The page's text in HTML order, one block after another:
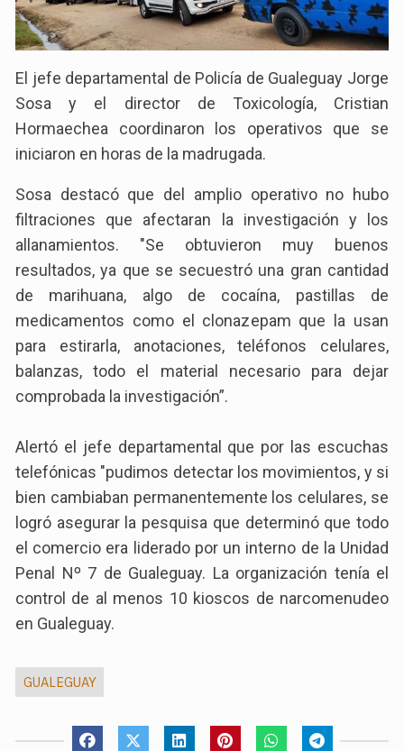
El jefe departamental de Policía de Gualeguay Jorge
Sosa y el director de Toxicología, Cristian
Hormaechea coordinaron los operativos que se
iniciaron en horas de la madrugada.
Sosa destacó que del amplio operativo no hubo
filtraciones que afectaran la investigación y los
allanamientos. "Se obtuvieron muy buenos
resultados, ya que se secuestró una gran cantidad
de marihuana, algo de cocaína, pastillas de
medicamentos como el clonazepam que la usan
para estirarla, anotaciones, teléfonos celulares,
balanzas, todo el material necesario para dejar
comprobada la investigación”.
Alertó el jefe departamental que por las escuchas
telefónicas "pudimos detectar los movimientos, y si
bien cambiaban permanentemente los celulares, se
logró asegurar la pesquisa que determinó que todo
el comercio era liderado por un interno de la Unidad
Penal Nº 7 de Gualeguay. La organización tenía el
control de al menos 10 kioscos de narcomenudeo
en Gualeguay.
GUALEGUAY